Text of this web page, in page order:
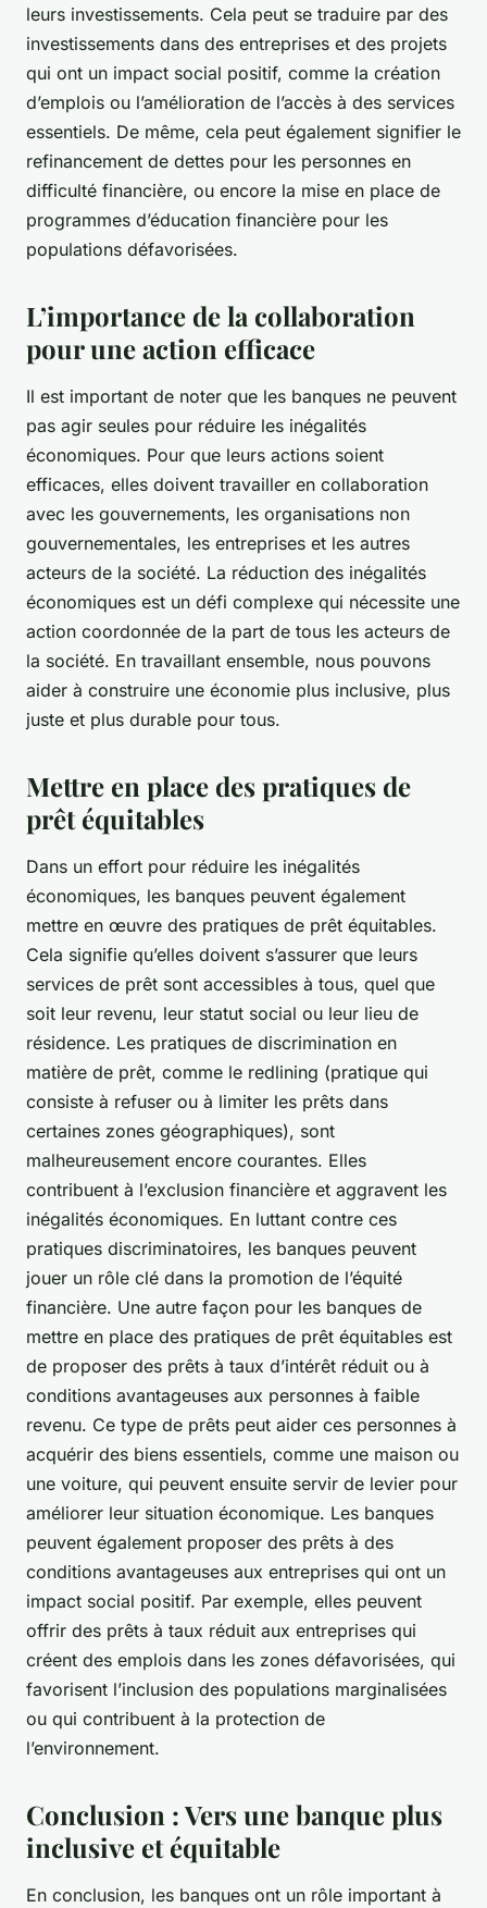
leurs investissements. Cela peut se traduire par des
investissements dans des entreprises et des projets
qui ont un impact social positif, comme la création
d’emplois ou l’amélioration de l’accès à des services
essentiels. De même, cela peut également signifier le
refinancement de dettes pour les personnes en
difficulté financière, ou encore la mise en place de
programmes d’éducation financière pour les
populations défavorisées.
L’importance de la collaboration
pour une action efficace
Il est important de noter que les banques ne peuvent
pas agir seules pour réduire les inégalités
économiques. Pour que leurs actions soient
efficaces, elles doivent travailler en collaboration
avec les gouvernements, les organisations non
gouvernementales, les entreprises et les autres
acteurs de la société. La réduction des inégalités
économiques est un défi complexe qui nécessite une
action coordonnée de la part de tous les acteurs de
la société. En travaillant ensemble, nous pouvons
aider à construire une économie plus inclusive, plus
juste et plus durable pour tous.
Mettre en place des pratiques de
prêt équitables
Dans un effort pour réduire les inégalités
économiques, les banques peuvent également
mettre en œuvre des pratiques de prêt équitables.
Cela signifie qu’elles doivent s’assurer que leurs
services de prêt sont accessibles à tous, quel que
soit leur revenu, leur statut social ou leur lieu de
résidence. Les pratiques de discrimination en
matière de prêt, comme le redlining (pratique qui
consiste à refuser ou à limiter les prêts dans
certaines zones géographiques), sont
malheureusement encore courantes. Elles
contribuent à l’exclusion financière et aggravent les
inégalités économiques. En luttant contre ces
pratiques discriminatoires, les banques peuvent
jouer un rôle clé dans la promotion de l’équité
financière. Une autre façon pour les banques de
mettre en place des pratiques de prêt équitables est
de proposer des prêts à taux d’intérêt réduit ou à
conditions avantageuses aux personnes à faible
revenu. Ce type de prêts peut aider ces personnes à
acquérir des biens essentiels, comme une maison ou
une voiture, qui peuvent ensuite servir de levier pour
améliorer leur situation économique. Les banques
peuvent également proposer des prêts à des
conditions avantageuses aux entreprises qui ont un
impact social positif. Par exemple, elles peuvent
offrir des prêts à taux réduit aux entreprises qui
créent des emplois dans les zones défavorisées, qui
favorisent l’inclusion des populations marginalisées
ou qui contribuent à la protection de
l’environnement.
Conclusion : Vers une banque plus
inclusive et équitable
En conclusion, les banques ont un rôle important à